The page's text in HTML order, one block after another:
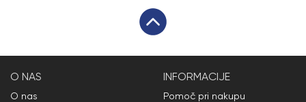
O NAS
O nas
INFORMACIJE
Pomoč pri nakupu